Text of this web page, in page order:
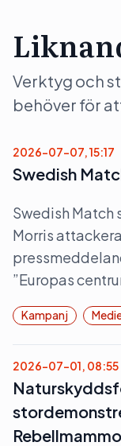
Verktyg och
behöver för
2026-07-07, 15:17
Swedish
Swedish Match
Morris
”Europas
Kampanj
2026-07-01, 08:55